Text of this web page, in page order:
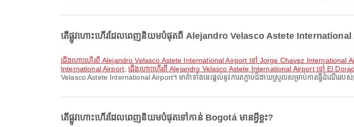
តើផ្លូវហោះហើរដែលពេញនិយមបំផុតពី Alejandro Velasco Astete International
ជើងហោះហើរពី Alejandro Velasco Astete International Airport ទៅ Jorge Chavez International
International Airport,ជើងហោះហើរពី Alejandro Velasco Astete International Airport ទៅ El
Velasco Astete International Airport។ មាគ៌ាទាំងនេះផ្តល់នូវការតភ្ជាប់ដ៏ងាយស្រួលសម្រាប់ការធ្វើដំណើររបស់
តើផ្លូវហោះហើរដែលពេញនិយមបំផុតទៅកាន់ Bogotá មានអ្វីខ្លះ?